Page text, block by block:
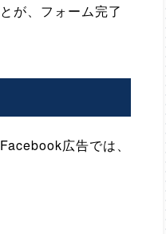
が、フォーム完了
広告では、